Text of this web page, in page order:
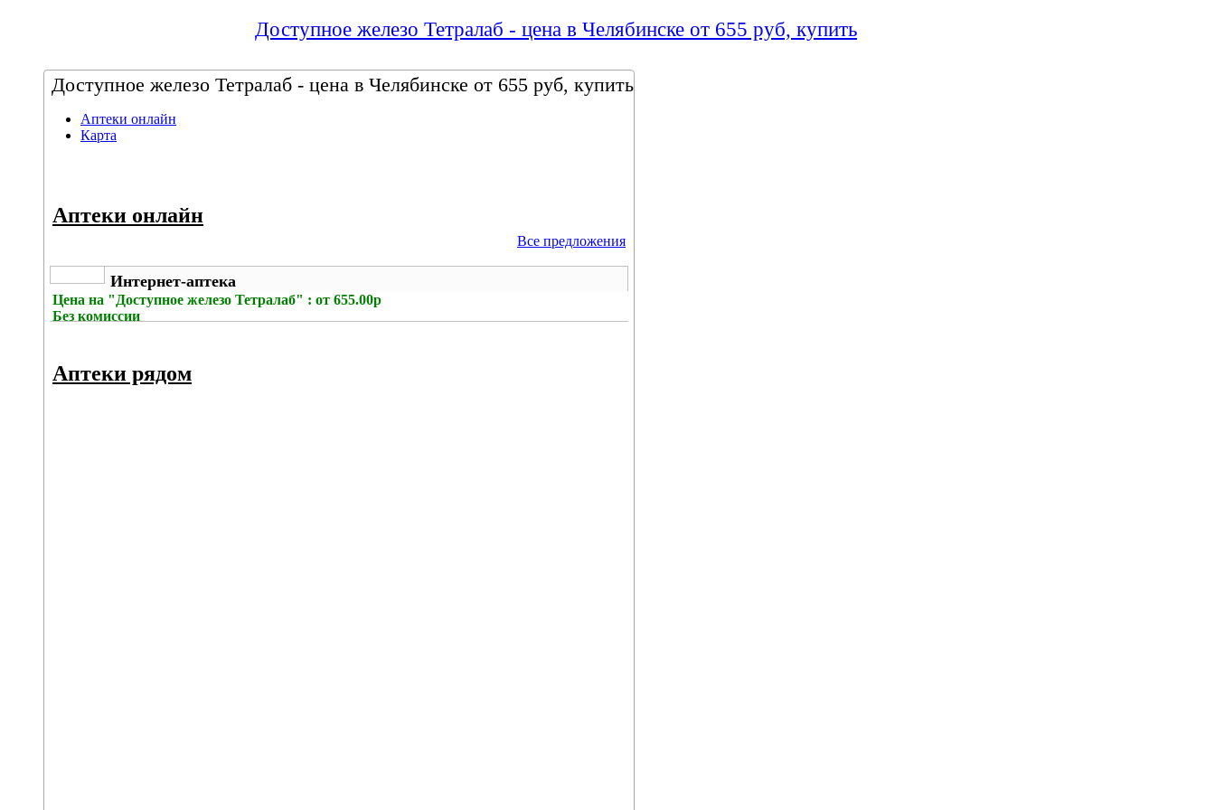
Доступное железо Тетралаб - цена в Челябинске от 655 руб, купить
Доступное железо Тетралаб - цена в Челябинске от 655 руб, купить
Аптеки онлайн
Карта
Аптеки онлайн
Все предложения
Интернет-аптека
Цена на "Доступное железо Тетралаб" : от 655.00р
Без комиссии
Аптеки рядом